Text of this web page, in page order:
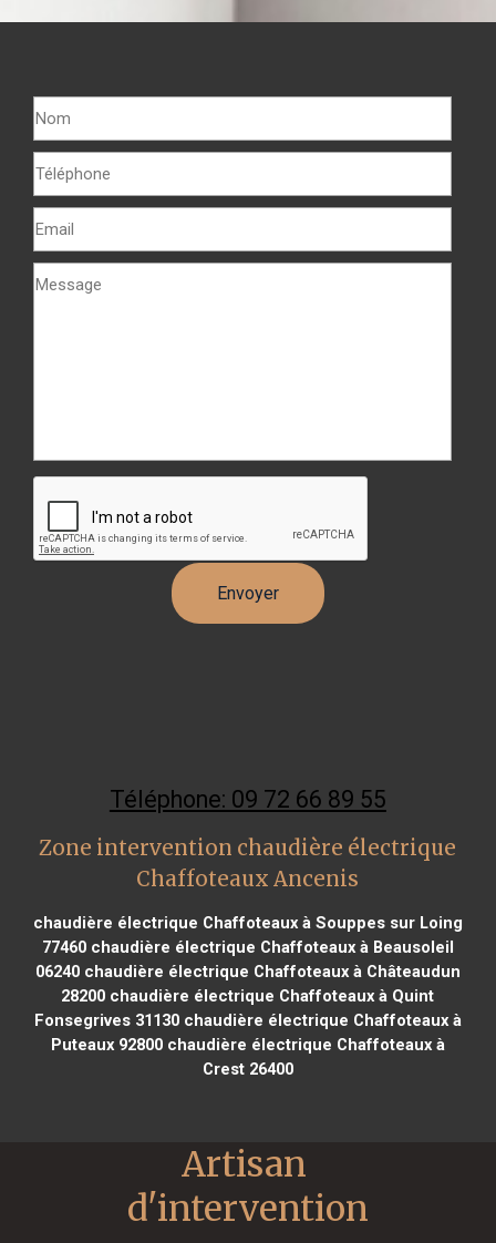
Téléphone: 09 72 66 89 55
Zone intervention chaudière électrique
Chaffoteaux Ancenis
chaudière électrique Chaffoteaux à Souppes sur Loing
77460chaudière électrique Chaffoteaux à Beausoleil
06240chaudière électrique Chaffoteaux à Châteaudun
28200 chaudière électrique Chaffoteaux à Quint
Fonsegrives 31130chaudière électrique Chaffoteaux à
Puteaux 92800chaudière électrique Chaffoteaux à
Crest 26400
Artisan
d'intervention